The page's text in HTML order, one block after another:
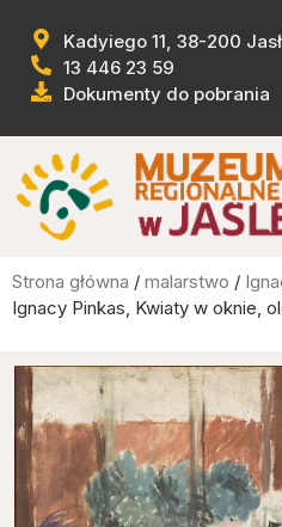
Kadyiego 11, 38-200
13 446 23 59
Dokumenty do pobrania
Strona główna / malarstwo /
Ignacy Pinkas, Kwiaty w oknie,